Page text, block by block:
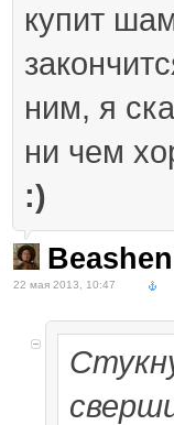
купит
ним, я
ни чем
:)
Beashen
22 мая 2013, 10:47